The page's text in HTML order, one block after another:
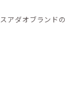
アダオブランドの